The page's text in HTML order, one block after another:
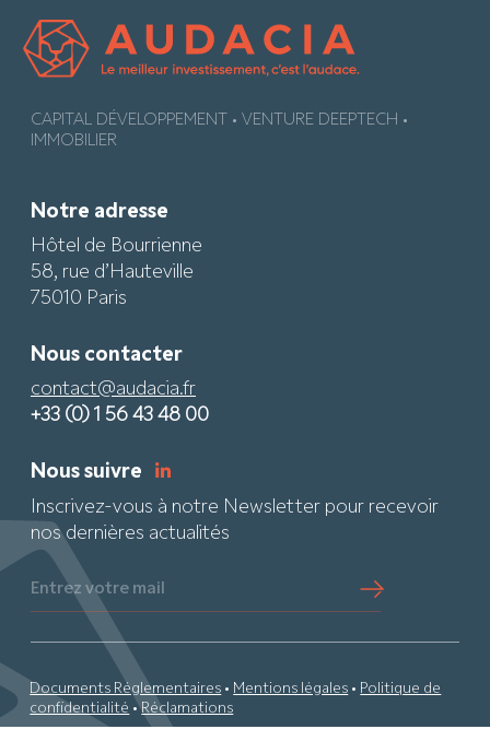
CAPITAL DÉVELOPPEMENT • VENTURE DEEPTECH •
IMMOBILIER
Notre adresse
Hôtel de Bourrienne
58, rue d’Hauteville
75010 Paris
Nous contacter
contact@audacia.fr
+33 (0) 1 56 43 48 00
Nous suivre
Inscrivez-vous à notre Newsletter pour recevoir
nos dernières actualités
Entrez votre mail
Documents Réglementaires • Mentions légales • Politique de
confidentialité •Réclamations